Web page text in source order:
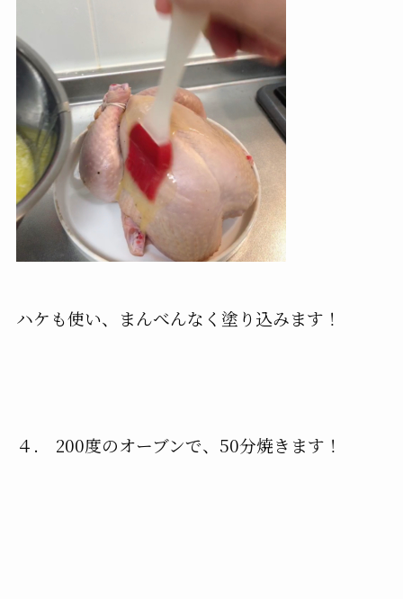
ハケも使い、まんべんなく塗り込みます！
４. 200度のオーブンで、50分焼きます！